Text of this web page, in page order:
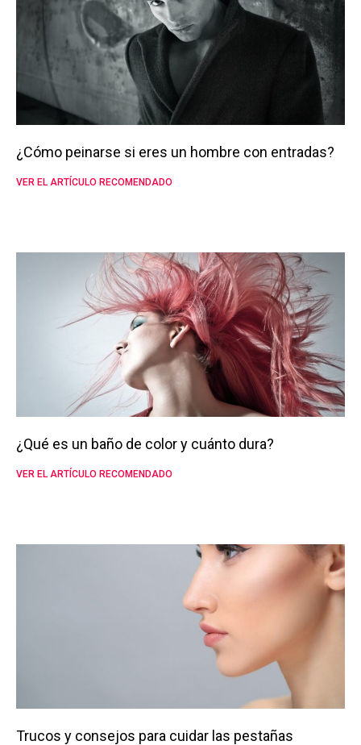
¿Cómo peinarse si eres un hombre con entradas?
VER EL ARTÍCULO RECOMENDADO
¿Qué es un baño de color y cuánto dura?
VER EL ARTÍCULO RECOMENDADO
Trucos y consejos para cuidar las pestañas